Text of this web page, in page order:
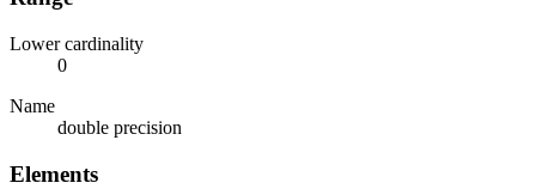
Lower cardinality
0
Name
double precision
Elements